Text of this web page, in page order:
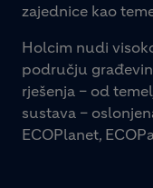
zajednice kao
Holcim nudi
području
rješenja – od
sustava –
ECOPlanet,